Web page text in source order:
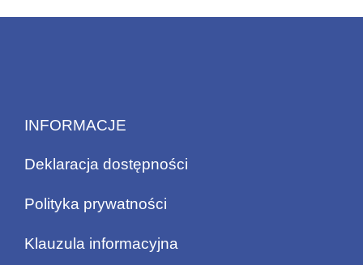
INFORMACJE
Deklaracja dostępności
Polityka prywatności
Klauzula informacyjna